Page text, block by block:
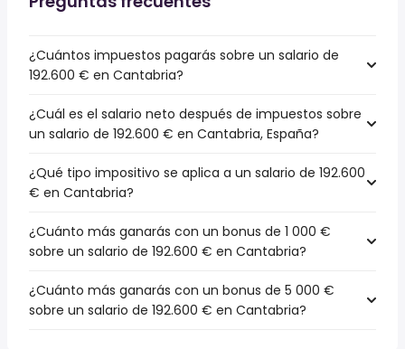
¿Cuántos impuestos pagarás sobre un salario de
192.600 € en Cantabria?
¿Cuál es el salario neto después de impuestos sobre
un salario de 192.600 € en Cantabria, España?
¿Qué tipo impositivo se aplica a un salario de 192.600
€ en Cantabria?
¿Cuánto más ganarás con un bonus de 1 000 €
sobre un salario de 192.600 € en Cantabria?
¿Cuánto más ganarás con un bonus de 5 000 €
sobre un salario de 192.600 € en Cantabria?